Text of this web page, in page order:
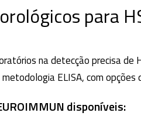
para
na detecção precisa
ELISA, com
disponíveis: